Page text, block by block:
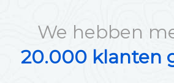
We hebben
20.000 klanten